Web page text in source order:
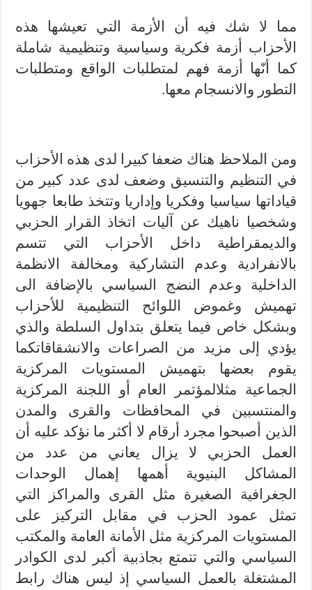
مما لا شك فيه أن الأزمة التي تعيشها هذه
الأحزاب أزمة فكرية وسياسية وتنظيمية شاملة
كما أنّها أزمة فهم لمتطلبات الواقع ومتطلبات
التطور والانسجام معها.
ومن الملاحظ هناك ضعفا كبيرا لدى هذه الأحزاب
في التنظيم والتنسيق وضعف لدى عدد كبير من
قياداتها سياسيا وفكريا وإداريا وتتخذ طابعا جهويا
وشخصيا ناهيك عن آليات اتخاذ القرار الحزبي
والديمقراطية داخل الأحزاب التي تتسم
بالانفرادية وعدم التشاركية ومخالفة الانظمة
الداخلية وعدم النضج السياسي بالإضافة الى
تهميش وغموض اللوائح التنظيمية للأحزاب
وبشكل خاص فيما يتعلق بتداول السلطة والذي
يؤدي إلى مزيد من الصراعات والانشقاقاتكما
يقوم بعضها بتهميش المستويات المركزية
الجماعية مثلالمؤتمر العام أو اللجنة المركزية
والمنتسبين في المحافظات والقرى والمدن
الذين أصبحوا مجرد أرقام لا أكثر ما نؤكد عليه أن
العمل الحزبي لا يزال يعاني من عدد من
المشاكل البنيوية أهمها إهمال الوحدات
الجغرافية الصغيرة مثل القرى والمراكز التي
تمثل عمود الحزب في مقابل التركيز على
المستويات المركزية مثل الأمانة العامة والمكتب
السياسي والتي تتمتع بجاذبية أكبر لدى الكوادر
المشتغلة بالعمل السياسي إذ ليس هناك رابط